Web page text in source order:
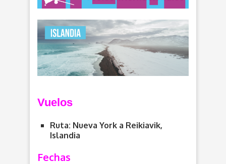
Vuelos
Ruta: Nueva York a Reikiavik,
Islandia
Fechas